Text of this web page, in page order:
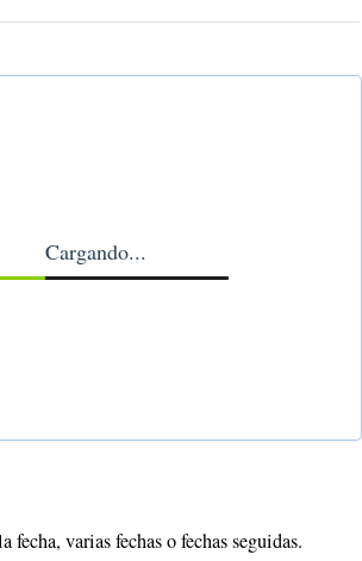
Cargando...
fecha, varias fechas o fechas seguidas.